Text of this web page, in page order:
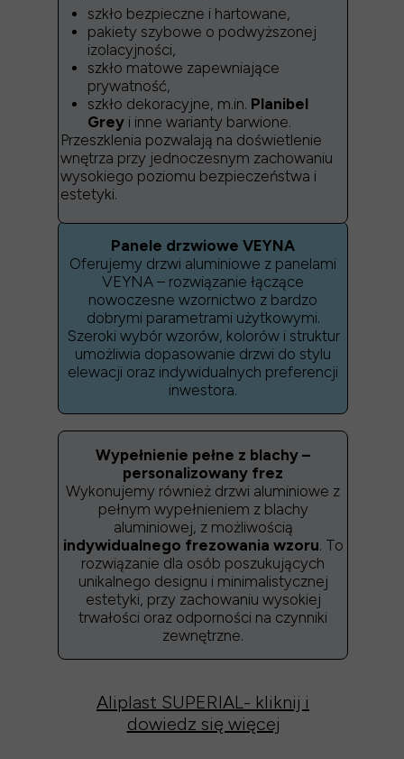
Aliplast SUPERIAL- kliknij i
dowiedz się więcej
szkło bezpieczne i hartowane,
pakiety szybowe o podwyższonej
izolacyjności,
szkło matowe zapewniające
prywatność,
szkło dekoracyjne, m.in. Planibel
Grey i inne warianty barwione.
Przeszklenia pozwalają na doświetlenie
wnętrza przy jednoczesnym zachowaniu
wysokiego poziomu bezpieczeństwa i
estetyki.
Wypełnienie pełne z blachy –
personalizowany frez
Wykonujemy również drzwi aluminiowe z
pełnym wypełnieniem z blachy
aluminiowej, z możliwością
indywidualnego frezowania wzoru. To
rozwiązanie dla osób poszukujących
unikalnego designu i minimalistycznej
estetyki, przy zachowaniu wysokiej
trwałości oraz odporności na czynniki
zewnętrzne.
Panele drzwiowe VEYNA
Oferujemy drzwi aluminiowe z panelami
VEYNA – rozwiązanie łączące
nowoczesne wzornictwo z bardzo
dobrymi parametrami użytkowymi.
Szeroki wybór wzorów, kolorów i struktur
umożliwia dopasowanie drzwi do stylu
elewacji oraz indywidualnych preferencji
inwestora.